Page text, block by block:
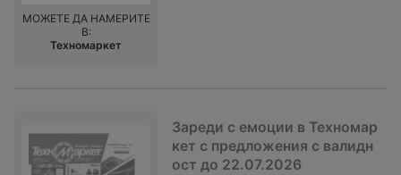
МОЖЕТЕ ДА НАМЕРИТЕ
В:
Техномаркет
Зареди с емоции в Техномар
кет с предложения с валидн
ост до 22.07.2026